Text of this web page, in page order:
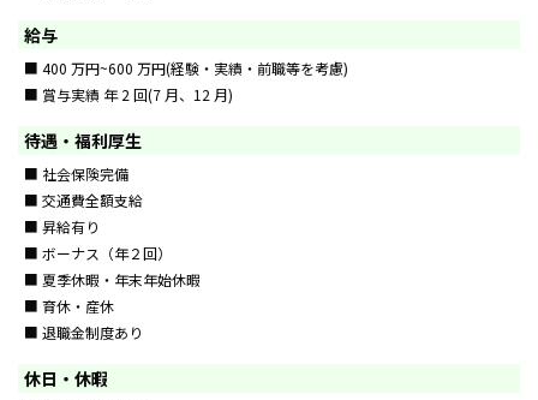
給与
■ 400 万円~600 万円(経験・実績・前職等を考慮)
■ 賞与実績 年 2 回(7 月、12 月)
待遇・福利厚生
■ 社会保険完備
■ 交通費全額支給
■ 昇給有り
■ ボーナス（年２回）
■ 夏季休暇・年末年始休暇
■ 育休・産休
■ 退職金制度あり
休日・休暇